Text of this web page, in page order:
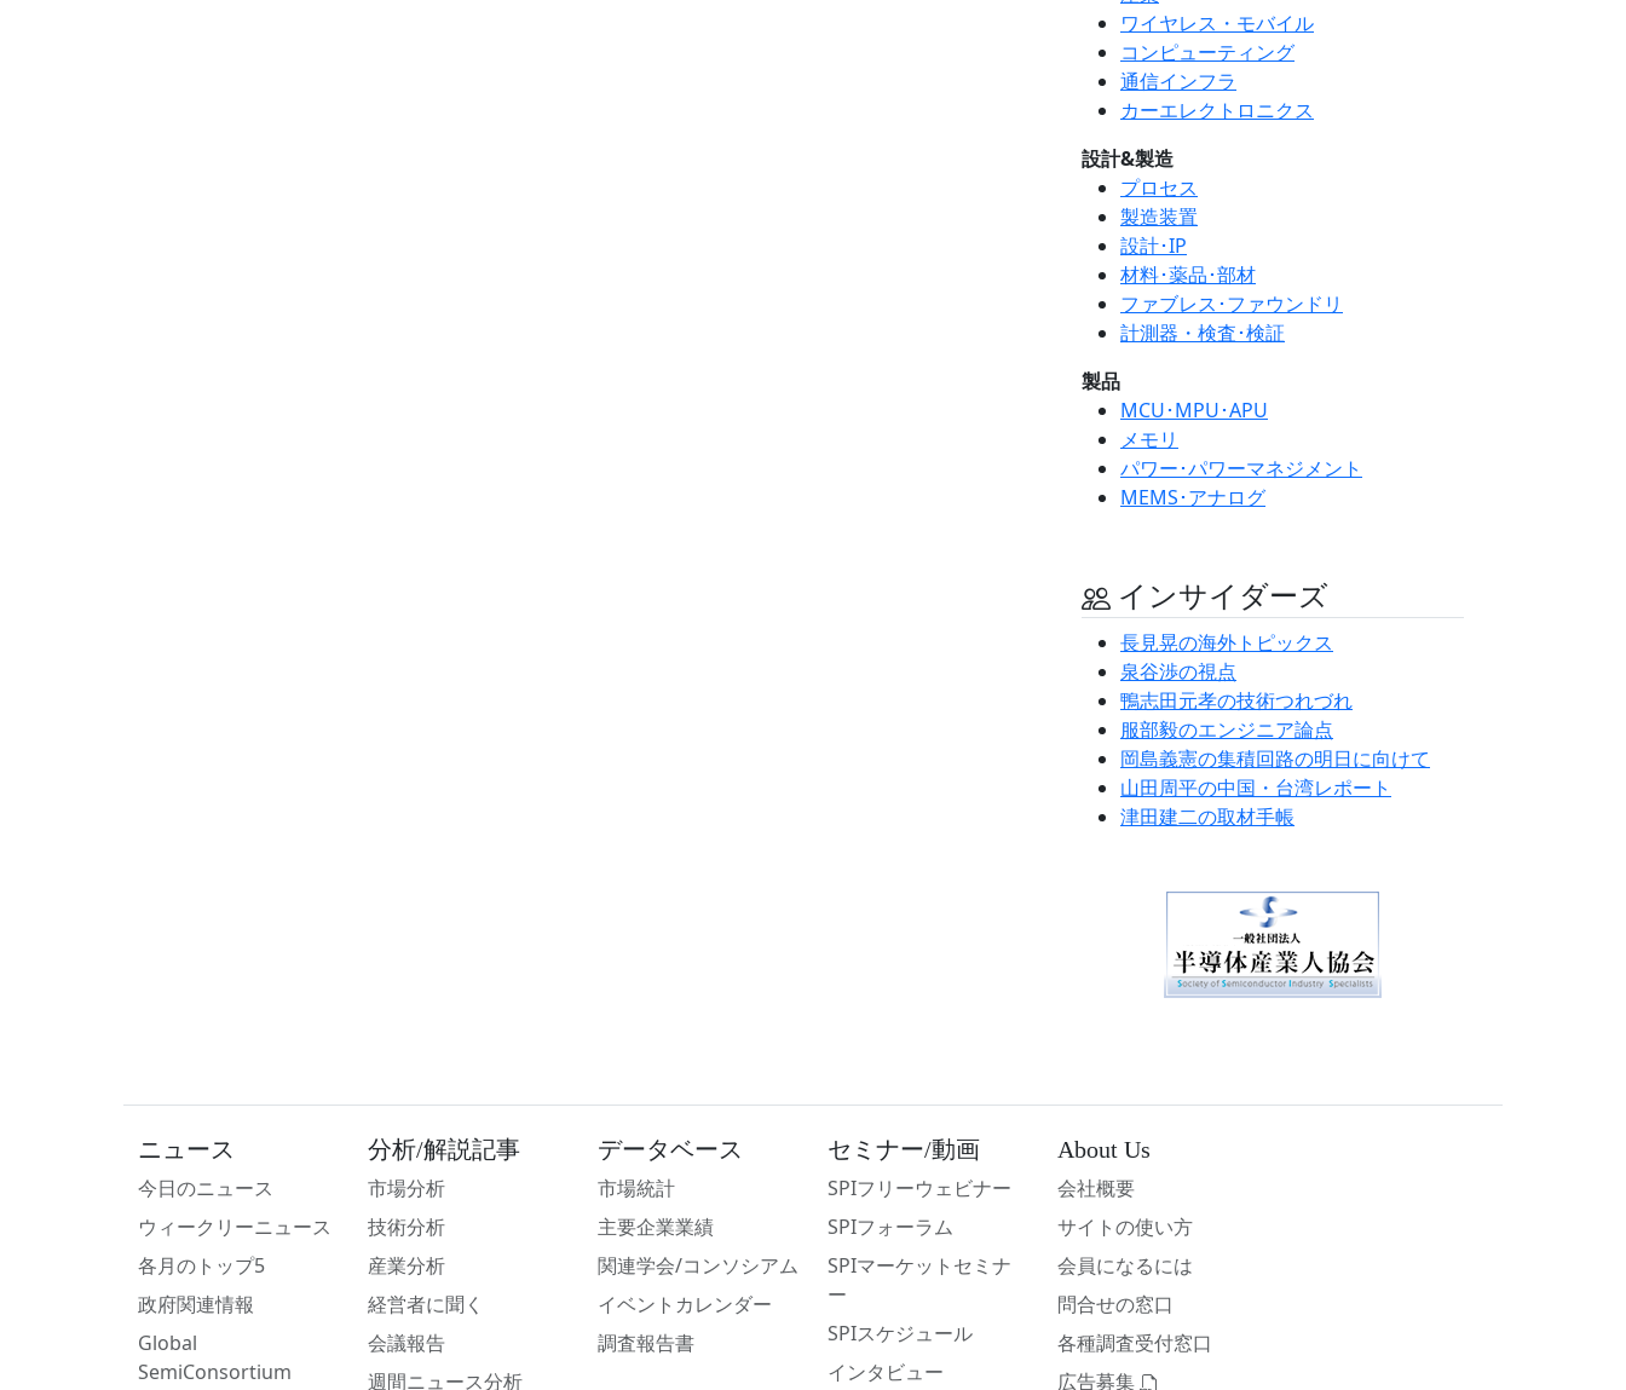
ワイヤレス・モバイル
コンピューティング
通信インフラ
カーエレクトロニクス
設計&製造
プロセス
製造装置
設計･IP
材料･薬品･部材
ファブレス･ファウンドリ
計測器・検査･検証
製品
MCU･MPU･APU
メモリ
パワー･パワーマネジメント
MEMS･アナログ
インサイダーズ
長見晃の海外トピックス
泉谷渉の視点
鴨志田元孝の技術つれづれ
服部毅のエンジニア論点
岡島義憲の集積回路の明日に向けて
山田周平の中国・台湾レポート
津田建二の取材手帳
ニュース
今日のニュース
ウィークリーニュース
各月のトップ5
政府関連情報
Global
SemiConsortium
分析/解説記事
市場分析
技術分析
産業分析
経営者に聞く
会議報告
週間ニュース分析
データベース
市場統計
主要企業業績
関連学会/コンソシアム
イベントカレンダー
調査報告書
セミナー/動画
SPIフリーウェビナー
SPIフォーラム
SPIマーケットセミナ
ー
SPIスケジュール
インタビュー
About Us
会社概要
サイトの使い方
会員になるには
問合せの窓口
各種調査受付窓口
広告募集